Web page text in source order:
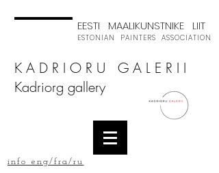
EESTI MAALIKUNSTNIKE LIIT
ESTONIAN PAINTERS ASSOCIATION
K A D R I O R U G A L E R I I
Kadriorg gallery
info eng/fra/ru